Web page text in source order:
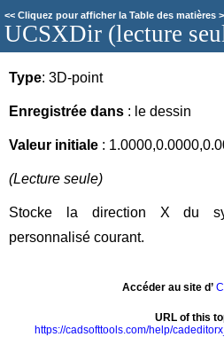
<< Cliquez pour afficher la Table des matières
UCSXDir (lecture
Type: 3D-point
Enregistrée dans : le dessin
Valeur initiale :
(Lecture seule)
Stocke la direction X du
personnalisé courant.
Accéder au site d’
URL of this
https://cadsofttools.com/help/